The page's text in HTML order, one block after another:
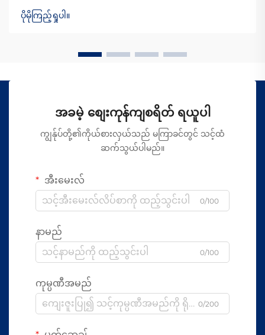
ခက်ခဲသည့်အကြောင်းရင်းမှာ အခြားသော ကေဘယ်များကဲ့သို့
လျှပ်စစ်သ...
ပိုမိုကြည့်ရှုပါ။
အခမဲ့ စျေးကုန်ကျစရိတ် ရယူပါ
ကျွန်ုပ်တို့၏ကိုယ်စားလှယ်သည် မကြာခင်တွင် သင့်ထံ
ဆက်သွယ်ပါမည်။
အီးမေးလ်
0/100
နာမည်
0/100
ကုမ္ပဏီအမည်
0/200